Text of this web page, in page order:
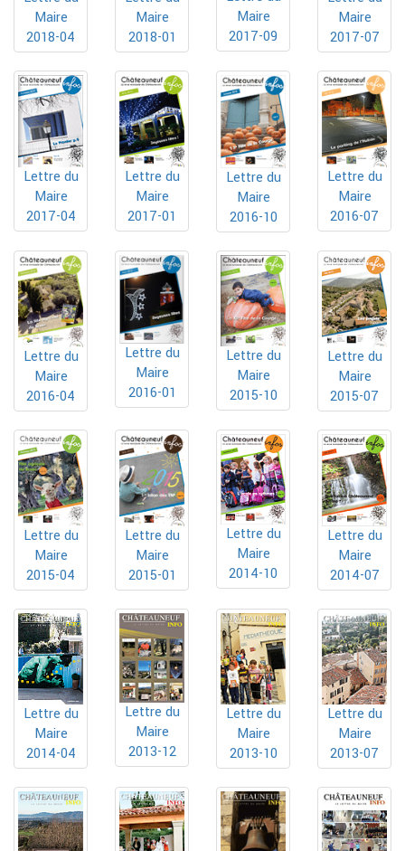
Maire
2018-04
Maire
2018-01
Maire
2017-09
Maire
2017-07
Lettre du
Maire
2017-04
Lettre du
Maire
2017-01
Lettre du
Maire
2016-10
Lettre du
Maire
2016-07
Lettre du
Maire
2016-04
Lettre du
Maire
2016-01
Lettre du
Maire
2015-10
Lettre du
Maire
2015-07
Lettre du
Maire
2015-04
Lettre du
Maire
2015-01
Lettre du
Maire
2014-10
Lettre du
Maire
2014-07
Lettre du
Maire
2014-04
Lettre du
Maire
2013-12
Lettre du
Maire
2013-10
Lettre du
Maire
2013-07